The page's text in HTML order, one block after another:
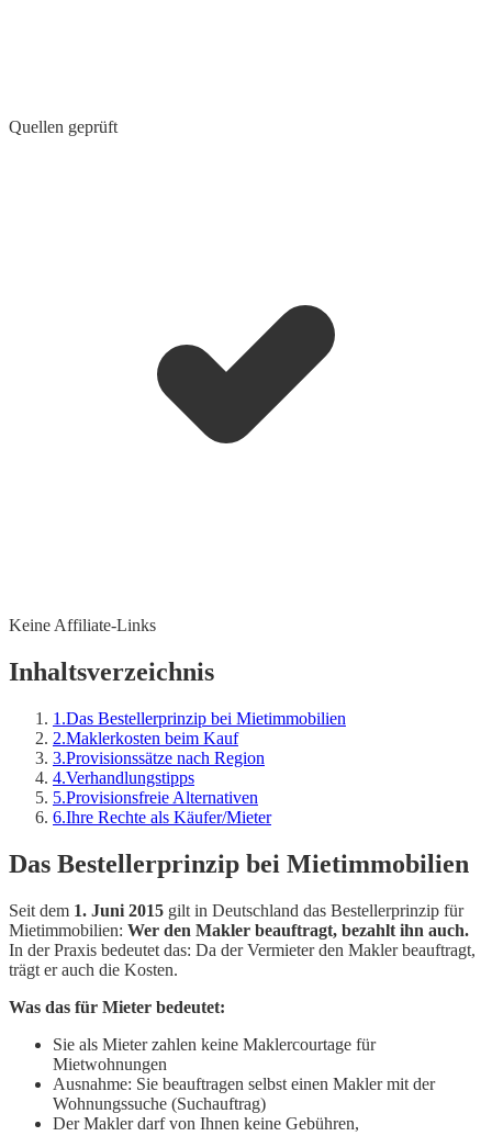
Quellen geprüft
Keine Affiliate-Links
Inhaltsverzeichnis
1 .Das Bestellerprinzip bei Mietimmobilien
2.Maklerkosten beim Kauf
3.Provisionssätze nach Region
4.Verhandlungstipps
5.Provisionsfreie Alternativen
6.Ihre Rechte als Käufer/Mieter
Das Bestellerprinzip bei Mietimmobilien
Seit dem 1. Juni 2015 gilt in Deutschland das Bestellerprinzip für
Mietimmobilien: Wer den Makler beauftragt, bezahlt ihn auch.
In der Praxis bedeutet das: Da der Vermieter den Makler beauftragt,
trägt er auch die Kosten.
Was das für Mieter bedeutet:
Sie als Mieter zahlen keine Maklercourtage für
Mietwohnungen
Ausnahme: Sie beauftragen selbst einen Makler mit der
Wohnungssuche (Suchauftrag)
Der Makler darf von Ihnen keine Gebühren,